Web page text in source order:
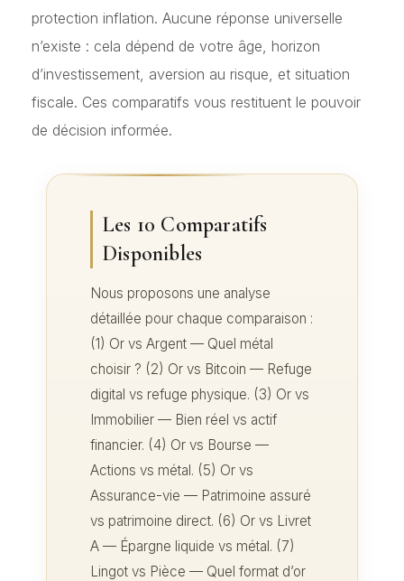
protection inflation. Aucune réponse universelle
n’existe : cela dépend de votre âge, horizon
d’investissement, aversion au risque, et situation
fiscale. Ces comparatifs vous restituent le pouvoir
de décision informée.
Les 10 Comparatifs
Disponibles
Nous proposons une analyse
détaillée pour chaque comparaison :
(1) Or vs Argent — Quel métal
choisir ? (2) Or vs Bitcoin — Refuge
digital vs refuge physique. (3) Or vs
Immobilier — Bien réel vs actif
financier. (4) Or vs Bourse —
Actions vs métal. (5) Or vs
Assurance-vie — Patrimoine assuré
vs patrimoine direct. (6) Or vs Livret
A — Épargne liquide vs métal. (7)
Lingot vs Pièce — Quel format d’or